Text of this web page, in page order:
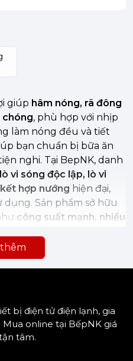
giúp hâm nóng, rã đông
chóng, phù hợp với nhịp
làm nóng đều và tiết
bạn chuẩn bị bữa ăn
nghi. Tại BepNK, danh
lò vi sóng độc lập, lò vi
kết hợp nướng hiện đại,
Sản phẩm sở hữu
công suất mạnh, nhiều
ưu trải nghiệm nấu
bị điện tử điện lạnh, gia
online tại BếpNK giá
tâm.